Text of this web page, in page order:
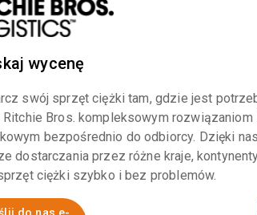
wycenę
swój sprzęt ciężki tam, gdzie jest
Bros. kompleksowym
bezpośrednio do odbiorcy. Dzięki
dostarczania przez różne kraje,
ciężki szybko i bez problemów.
do nas e-